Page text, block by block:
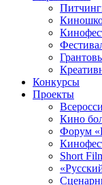
Конкурсы
Проекты
Кино
Форум
Short